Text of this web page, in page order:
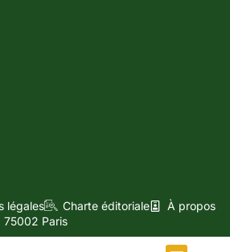
légales Charte éditoriale
À propos
75002 Paris